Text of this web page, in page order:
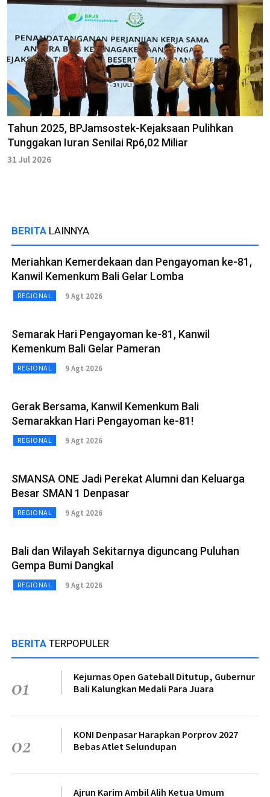
Tahun 2025, BPJamsostek-Kejaksaan Pulihkan
Tunggakan Iuran Senilai Rp6,02 Miliar
31 Jul 2026
BERITA LAINNYA
Meriahkan Kemerdekaan dan Pengayoman ke-81,
Kanwil Kemenkum Bali Gelar Lomba
REGIONAL 9 Agt 2026
Semarak Hari Pengayoman ke-81, Kanwil
Kemenkum Bali Gelar Pameran
REGIONAL 9 Agt 2026
Gerak Bersama, Kanwil Kemenkum Bali
Semarakkan Hari Pengayoman ke-81!
REGIONAL 9 Agt 2026
SMANSA ONE Jadi Perekat Alumni dan Keluarga
Besar SMAN 1 Denpasar
REGIONAL 9 Agt 2026
Bali dan Wilayah Sekitarnya diguncang Puluhan
Gempa Bumi Dangkal
REGIONAL 9 Agt 2026
BERITA TERPOPULER
01
Kejurnas Open Gateball Ditutup, Gubernur
Bali Kalungkan Medali Para Juara
02
KONI Denpasar Harapkan Porprov 2027
Bebas Atlet Selundupan
Ajrun Karim Ambil Alih Ketua Umum